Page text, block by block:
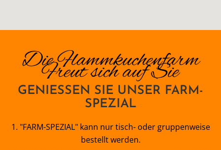
Die Flammkuchenfarm
Freut sich auf Sie
GENIESSEN SIE UNSER FARM-S
PEZIAL
1. "FARM-SPEZIAL" kann nur tisch- oder gruppenweise
bestellt werden.